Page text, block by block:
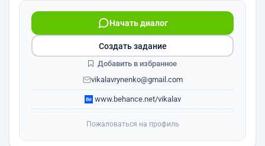
Начать диалог
vikalavrynenko@gmail.com
www.behance.net/vikalav
Создать задание
Добавить в избранное
Пожаловаться на профиль